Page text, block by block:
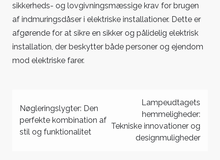
sikkerheds- og lovgivningsmæssige krav for brugen
af indmuringsdåser i elektriske installationer. Dette er
afgørende for at sikre en sikker og pålidelig elektrisk
installation, der beskytter både personer og ejendom
mod elektriske farer.
Indlægsnavigation
Nøgleringslygter: Den
perfekte kombination af
stil og funktionalitet
Lampeudtagets
hemmeligheder:
Tekniske innovationer og
designmuligheder